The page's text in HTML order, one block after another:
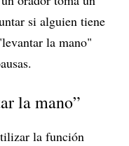
si alguien tiene
la mano"
la mano”
la función